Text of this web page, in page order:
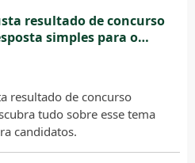
resultado de concurso
simples para o
resultado de concurso
tudo sobre esse tema
candidatos.